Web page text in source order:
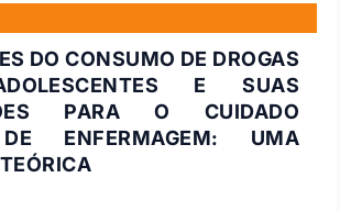
DO CONSUMO DE DROGAS
E SUAS
PARA O CUIDADO
ENFERMAGEM: UMA